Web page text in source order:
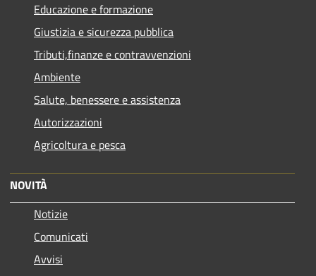
Educazione e formazione
Giustizia e sicurezza pubblica
Tributi,finanze e contravvenzioni
Ambiente
Salute, benessere e assistenza
Autorizzazioni
Agricoltura e pesca
NOVITÀ
Notizie
Comunicati
Avvisi